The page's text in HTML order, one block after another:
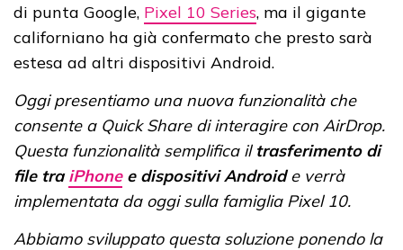
di punta Google, Pixel 10 Series, ma il gigante
californiano ha già confermato che presto sarà
estesa ad altri dispositivi Android.
Oggi presentiamo una nuova funzionalità che
consente a Quick Share di interagire con AirDrop.
Questa funzionalità semplifica il trasferimento di
file traiPhonee dispositivi Androide verrà
implementata da oggi sulla famiglia Pixel 10.
Abbiamo sviluppato questa soluzione ponendo la